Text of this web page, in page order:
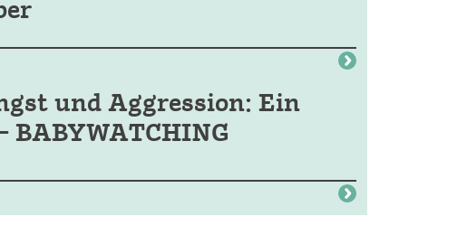
und Aggression: Ein
BABYWATCHING